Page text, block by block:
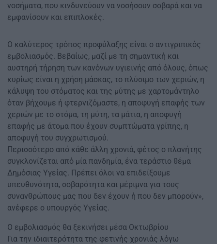
νοσήματα, που κινδυνεύουν να νοσήσουν σοβαρά και να
εμφανίσουν και επιπλοκές.
Ο καλύτερος τρόπος προφύλαξης είναι ο αντιγριπικός
εμβολιασμός. Βεβαίως, μαζί με τη σημαντική και
αυστηρή τήρηση των κανόνων υγιεινής από όλους, όπως
κυρίως είναι η χρήση μάσκας, το πλύσιμο των χεριών, η
κάλυψη του στόματος και της μύτης με χαρτομάντηλο
όταν βήχουμε ή φτερνιζόμαστε, η αποφυγή επαφής των
χεριών με το στόμα, τη μύτη, τα μάτια, η αποφυγή
επαφής με άτομα που έχουν συμπτώματα γρίπης, η
αποφυγή του συγχρωτισμού.
Περισσότερο από κάθε άλλη χρονιά, φέτος ο πλανήτης
συγκλονίζεται από μία πανδημία, ένα τεράστιο θέμα
Δημόσιας Υγείας. Πρέπει όλοι να επιδείξουμε
υπευθυνότητα, σοβαρότητα και μέριμνα για τους
συνανθρώπους μας που δεν έχουν ή που δεν μπορούν»,
ανέφερε ο υπουργός Υγείας.
Ο εμβολιασμός θα ξεκινήσει μέσα Οκτωβρίου
Για την ιδιαιτερότητα της φετινής χρονιάς λόγω